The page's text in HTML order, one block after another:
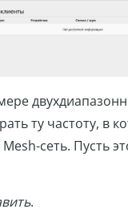
ту частоту, в
сеть. Пусть
.